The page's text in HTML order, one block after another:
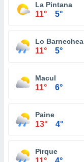
La Pintana
11° 5°
Lo Barnechea
11° 5°
Macul
11° 6°
Paine
13° 4°
Pirque